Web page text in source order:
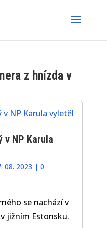
z hnízda v
v NP Karula
08. 2023 |0
se nachází v
jižním Estonsku.